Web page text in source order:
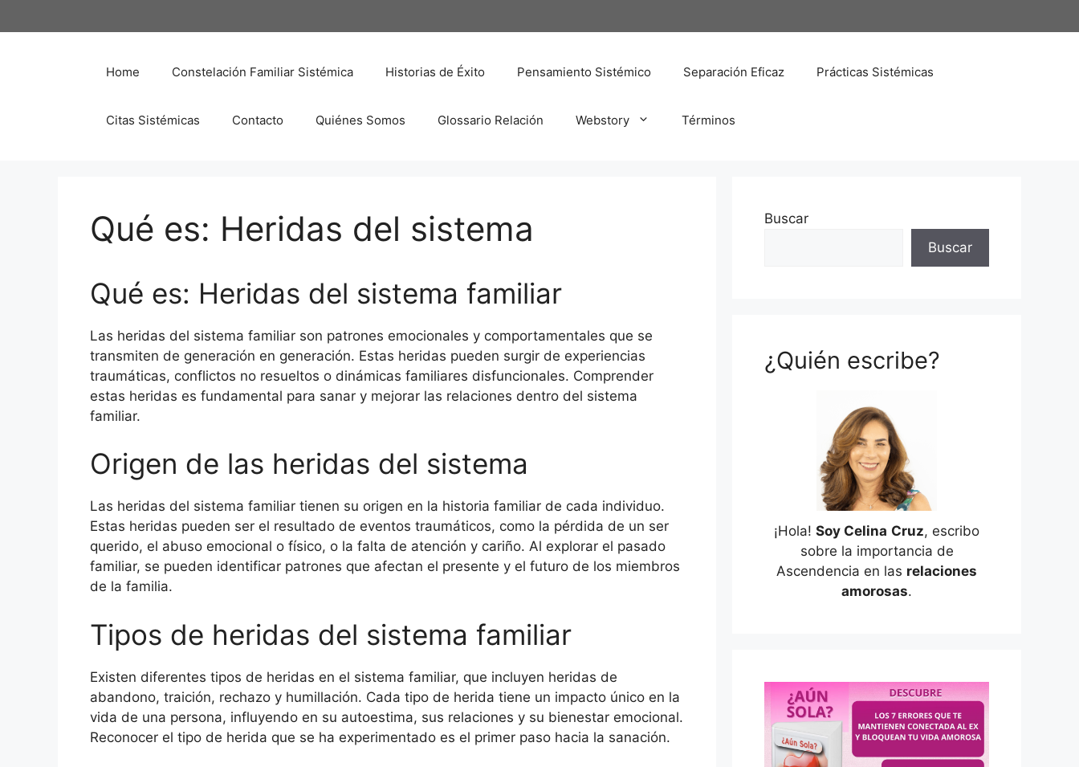
al
Home Constelación Familiar Sistémica Historias de Éxito Pensamiento Sistémico Separación Eficaz Prácticas Sistémicas
Citas Sistémicas Contacto Quiénes Somos Glossario Relación Webstory Términos
Qué es: Heridas del sistema
Qué es: Heridas del sistema familiar
Las heridas del sistema familiar son patrones emocionales y comportamentales que se
transmiten de generación en generación. Estas heridas pueden surgir de experiencias
traumáticas, conflictos no resueltos o dinámicas familiares disfuncionales. Comprender
estas heridas es fundamental para sanar y mejorar las relaciones dentro del sistema
familiar.
Origen de las heridas del sistema
Las heridas del sistema familiar tienen su origen en la historia familiar de cada individuo.
Estas heridas pueden ser el resultado de eventos traumáticos, como la pérdida de un ser
querido, el abuso emocional o físico, o la falta de atención y cariño. Al explorar el pasado
familiar, se pueden identificar patrones que afectan el presente y el futuro de los miembros
de la familia.
Tipos de heridas del sistema familiar
Existen diferentes tipos de heridas en el sistema familiar, que incluyen heridas de
abandono, traición, rechazo y humillación. Cada tipo de herida tiene un impacto único en la
vida de una persona, influyendo en su autoestima, sus relaciones y su bienestar emocional.
Reconocer el tipo de herida que se ha experimentado es el primer paso hacia la sanación.
Buscar
Buscar
¿Quién escribe?
¡Hola! Soy Celina Cruz, escribo
sobre la importancia de
Ascendencia en las relaciones
amorosas.